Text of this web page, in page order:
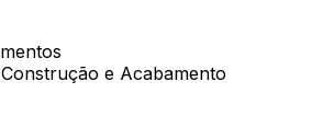
e Acabamento